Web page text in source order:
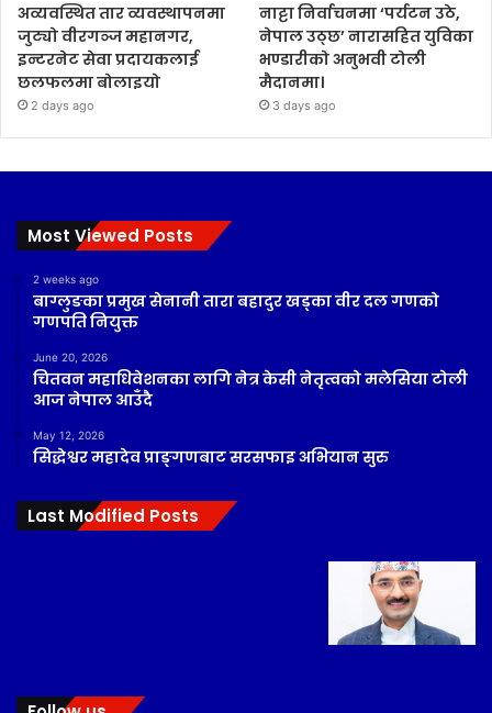
अव्यवस्थित तार व्यवस्थापनमा
जुट्यो वीरगञ्ज महानगर,
इन्टरनेट सेवा प्रदायकलाई
छलफलमा बोलाइयो
2 days ago
नाट्टा निर्वाचनमा ‘पर्यटन उठे,
नेपाल उठ्छ’ नारासहित युविका
भण्डारीको अनुभवी टोली
मैदानमा।
3 days ago
Most Viewed Posts
2 weeks ago
बाग्लुङका प्रमुख सेनानी तारा बहादुर खड्का वीर दल गणको
गणपति नियुक्त
June 20, 2026
चितवन महाधिवेशनका लागि नेत्र केसी नेतृत्वको मलेसिया टोली
आज नेपाल आउँदै
May 12, 2026
सिद्धेश्वर महादेव प्राङ्गणबाट सरसफाइ अभियान सुरु
Last Modified Posts